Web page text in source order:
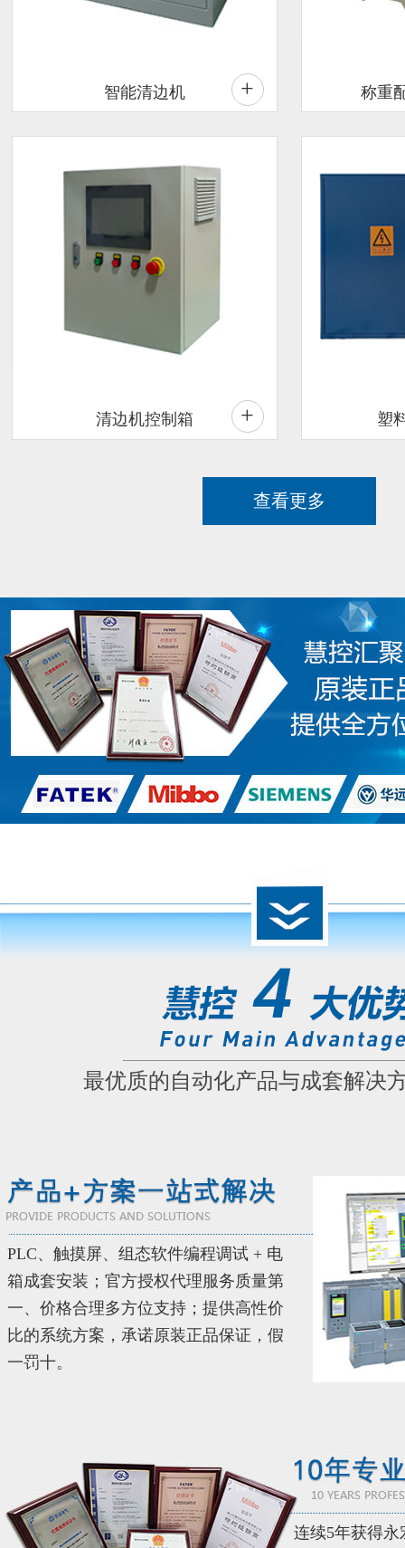
智能清边机 + 称重
清边机控制箱 + 塑
查看更多
最优质的自动化产品与成套解决
PLC、触摸屏、组态软件编程调试 + 电
箱成套安装；官方授权代理服务质量第
一、价格合理多方位支持；提供高性价
比的系统方案，承诺原装正品保证，假
一罚十。
连续5年获得永